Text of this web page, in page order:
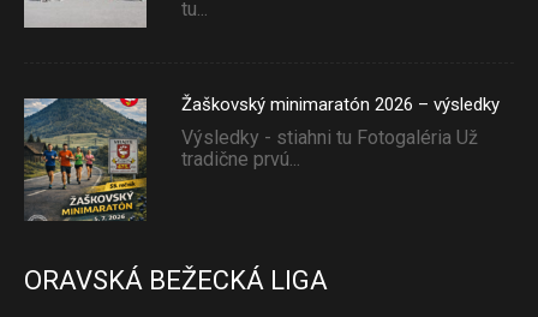
tu...
Žaškovský minimaratón 2026 – výsledky
Výsledky - stiahni tu Fotogaléria Už
tradične prvú...
ORAVSKÁ BEŽECKÁ LIGA